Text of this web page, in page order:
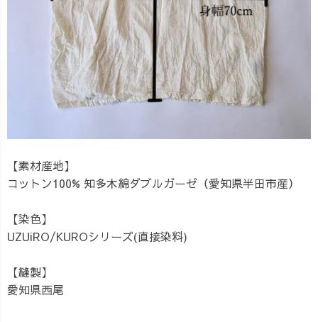
【素材産地】
コットン100% 知多木綿ダブルガーゼ（愛知県半田市産）
【染色】
UZUiRO/KUROシリーズ(直接染料)
【縫製】
愛知県西尾